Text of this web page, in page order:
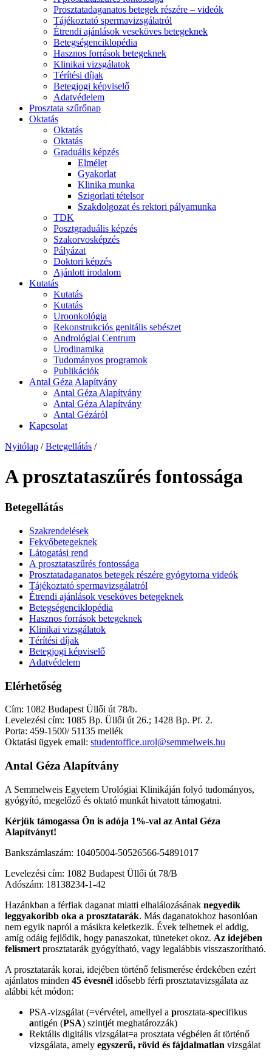
Prosztatadaganatos betegek részére – videók
Tájékoztató spermavizsgálatról
Étrendi ajánlások veseköves betegeknek
Betegségenciklopédia
Hasznos források betegeknek
Klinikai vizsgálatok
Térítési díjak
Betegjogi képviselő
Adatvédelem
Prosztata szűrőnap
Oktatás
Oktatás
Oktatás
Graduális képzés
Elmélet
Gyakorlat
Klinika munka
Szigorlati tételsor
Szakdolgozat és rektori pályamunka
TDK
Posztgraduális képzés
Szakorvosképzés
Pályázat
Doktori képzés
Ajánlott irodalom
Kutatás
Kutatás
Kutatás
Uroonkológia
Rekonstrukciós genitális sebészet
Andrológiai Centrum
Urodinamika
Tudományos programok
Publikációk
Antal Géza Alapítvány
Antal Géza Alapítvány
Antal Géza Alapítvány
Antal Gézáról
Kapcsolat
Nyitólap / Betegellátás /
A prosztataszűrés fontossága
Betegellátás
Szakrendelések
Fekvőbetegeknek
Látogatási rend
A prosztataszűrés fontossága
Prosztatadaganatos betegek részére gyógytorna videók
Tájékoztató spermavizsgálatról
Étrendi ajánlások veseköves betegeknek
Betegségenciklopédia
Hasznos források betegeknek
Klinikai vizsgálatok
Térítési díjak
Betegjogi képviselő
Adatvédelem
Elérhetőség
Cím: 1082 Budapest Üllői út 78/b.
Levelezési cím: 1085 Bp. Üllői út 26.; 1428 Bp. Pf. 2.
Porta: 459-1500/ 51135 mellék
Oktatási ügyek email: studentoffice.urol@semmelweis.hu
Antal Géza Alapítvány
A Semmelweis Egyetem Urológiai Klinikáján folyó tudományos,
gyógyító, megelőző és oktató munkát hivatott támogatni.
Kérjük támogassa Ön is adója 1%-val az Antal Géza
Alapítványt!
Bankszámlaszám: 10405004-50526566-54891017
Levelezési cím: 1082 Budapest Üllői út 78/B
Adószám: 18138234-1-42
Hazánkban a férfiak daganat miatti elhalálozásának negyedik
leggyakoribb oka a prosztatarák. Más daganatokhoz hasonlóan
nem egyik napról a másikra keletkezik. Évek telhetnek el addig,
amíg odáig fejlődik, hogy panaszokat, tüneteket okoz. Az idejében
felismert prosztatarák gyógyítható, vagy legalábbis visszaszorítható.
A prosztatarák korai, idejében történő felismerése érdekében ezért
ajánlatos minden 45 évesnél idősebb férfi prosztatavizsgálata az
alábbi két módon:
PSA-vizsgálat (=vérvétel, amellyel a prosztata-specifikus
antigén (PSA) szintjét meghatározzák)
Rektális digitális vizsgálat=a prosztata végbélen át történő
vizsgálata, amely egyszerű, rövid és fájdalmatlan vizsgálat